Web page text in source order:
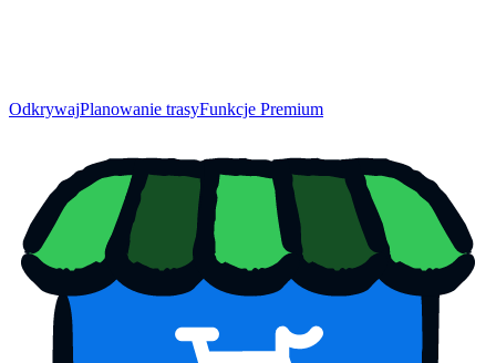
OdkrywajPlanowanie trasyFunkcje Premium